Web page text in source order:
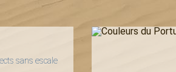
sans escale